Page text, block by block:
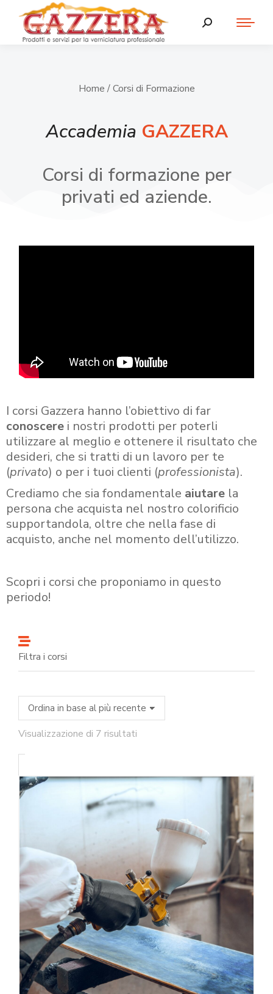
Home / Corsi di Formazione
Accademia GAZZERA
Corsi di formazione per
privati ed aziende.
I corsi Gazzera hanno l’obiettivo di far
conoscere i nostri prodotti per poterli
utilizzare al meglio e ottenere il risultato che
desideri, che si tratti di un lavoro per te
(privato) o per i tuoi clienti (professionista).
Crediamo che sia fondamentale aiutare la
persona che acquista nel nostro colorificio
supportandola, oltre che nella fase di
acquisto, anche nel momento dell’utilizzo.
Scopri i corsi che proponiamo in questo
periodo!
Filtra i corsi
Visualizzazione di 7 risultati